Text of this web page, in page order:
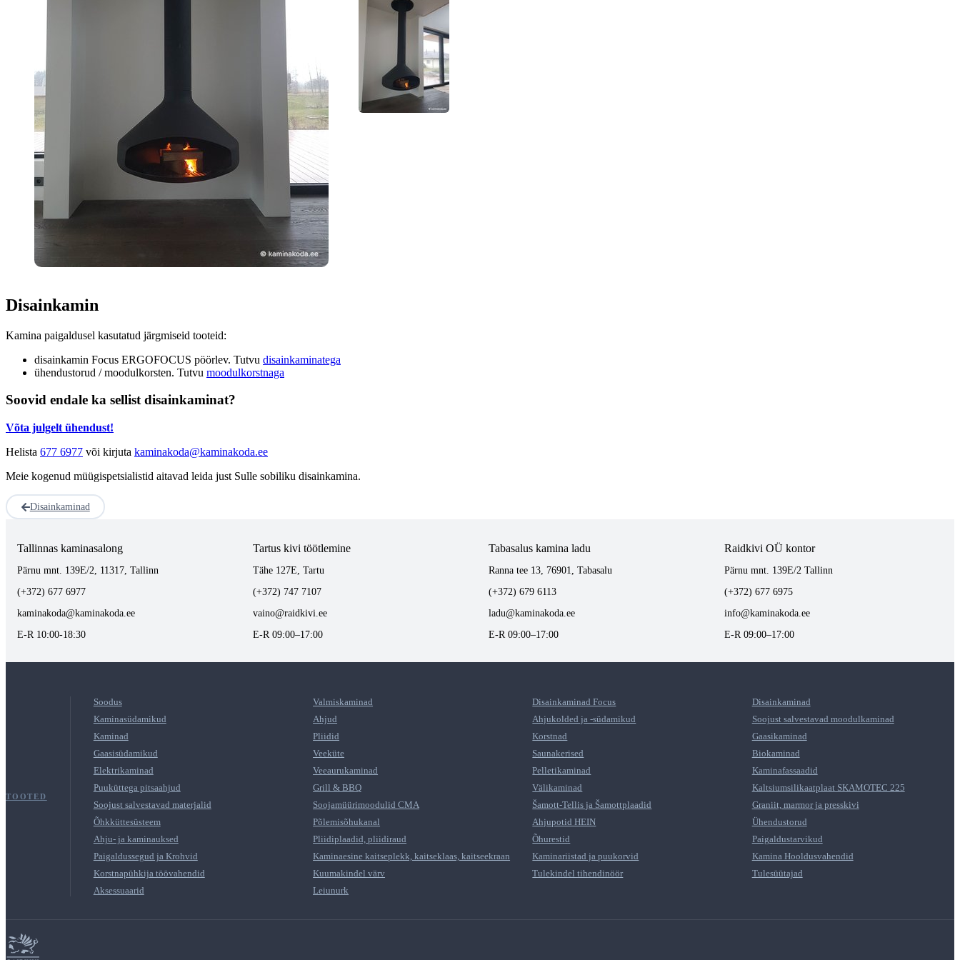
Disainkamin
Kamina paigaldusel kasutatud järgmiseid tooteid:
disainkamin Focus ERGOFOCUS pöörlev. Tutvu disainkaminatega
ühendustorud / moodulkorsten. Tutvu moodulkorstnaga
Soovid endale ka sellist disainkaminat?
Võta julgelt ühendust!
Helista 677 6977 või kirjuta kaminakoda@kaminakoda.ee
Meie kogenud müügispetsialistid aitavad leida just Sulle sobiliku disainkamina.
Disainkaminad
Tallinnas kaminasalong
Pärnu mnt. 139E/2, 11317, Tallinn
(+372) 677 6977
kaminakoda@kaminakoda.ee
E-R 10:00-18:30
Tartus kivi töötlemine
Tähe 127E, Tartu
(+372) 747 7107
vaino@raidkivi.ee
E-R 09:00–17:00
Tabasalus kamina ladu
Ranna tee 13, 76901, Tabasalu
(+372) 679 6113
ladu@kaminakoda.ee
E-R 09:00–17:00
Raidkivi OÜ kontor
Pärnu mnt. 139E/2 Tallinn
(+372) 677 6975
info@kaminakoda.ee
E-R 09:00–17:00
TOOTED
Soodus Valmiskaminad Disainkaminad Focus
Disainkaminad
Kaminasüdamikud
Ahjud Ahjukolded ja -südamikud
Soojust salvestavad moodulkaminad
Kaminad
Pliidid Korstnad
Gaasikaminad
Gaasisüdamikud
Veeküte Saunakerised
Biokaminad
Elektrikaminad
Veeaurukaminad Pelletikaminad
Kaminafassaadid
Puuküttega pitsaahjud
Grill & BBQ Välikaminad
Kaltsiumsilikaatplaat SKAMOTEC 225
Soojust salvestavad materjalid
Soojamüürimoodulid CMA Šamott-Tellis ja Šamottplaadid
Graniit, marmor ja presskivi
Õhkküttesüsteem
Põlemisõhukanal Ahjupotid HEIN
Ühendustorud
Ahju- ja kaminauksed
Pliidiplaadid, pliidiraud Õhurestid
Paigaldustarvikud
Paigaldussegud ja Krohvid
Kaminaesine kaitseplekk, kaitseklaas, kaitseekraan Kaminariistad ja puukorvid
Kamina Hooldusvahendid
Korstnapühkija töövahendid
Kuumakindel värv Tulekindel tihendinöör
Tulesüütajad
Aksessuaarid
Leiunurk